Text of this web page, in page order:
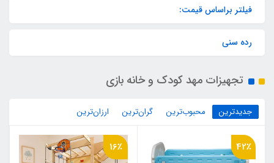
فیلتر براساس قیمت:
رده سنی
تجهیزات مهد کودک و خانه بازی
جدیدترین محبوب‌ترین گران‌ترین ارزان‌ترین
42٪ 16٪